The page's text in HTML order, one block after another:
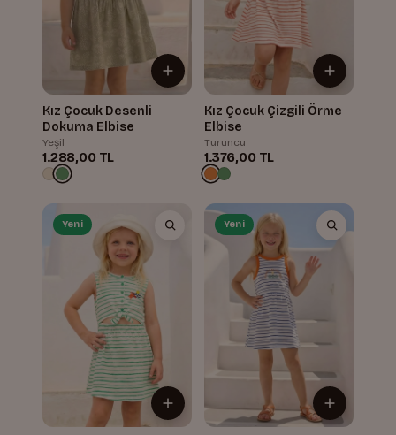
Kız Çocuk Desenli
Dokuma Elbise
Yeşil
1.288,00 TL
Kız Çocuk Çizgili Örme
Elbise
Turuncu
1.376,00 TL
Yeni Yeni